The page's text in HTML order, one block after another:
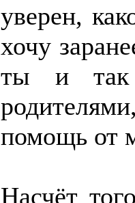
уверен,
хочу
ты и так
помощь от
Насчёт